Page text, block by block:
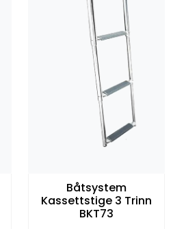
Båtsystem
Kassettstige 3 Trinn
BKT73